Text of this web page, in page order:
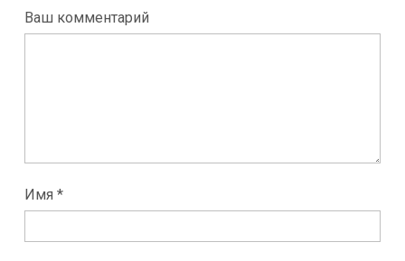
Ваш комментарий
Имя *